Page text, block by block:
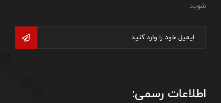
شوید
اطلاعات رسمی: